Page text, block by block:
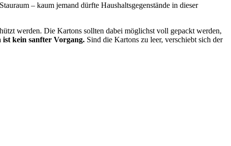
– kaum jemand dürfte Haushaltsgegenstände in dieser
werden. Die Kartons sollten dabei möglichst voll gepackt werden,
kein sanfter Vorgang. Sind die Kartons zu leer, verschiebt sich der